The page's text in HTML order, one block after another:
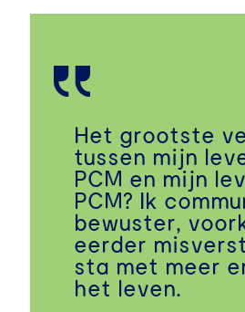
Het grootste
tussen mijn
PCM en mijn
PCM? Ik
bewuster,
eerder
sta met meer
het leven.